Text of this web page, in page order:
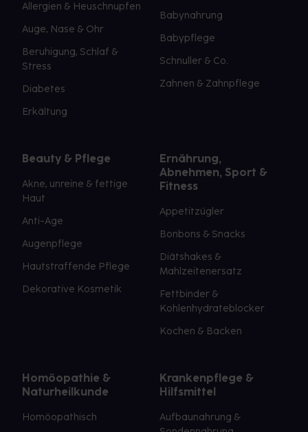
Allergien & Heuschnupfen
Auge, Nase & Ohr
Beruhigung, Schlaf &
Stress
Diabetes
Erkältung
Babynahrung
Babypflege
Schnuller & Co.
Zahnen & Zahnpflege
Beauty & Pflege
Akne, unreine & fettige
Haut
Anti-Age
Augenpflege
Hautstraffende Pflege
Dekorative Kosmetik
Ernährung,
Abnehmen, Sport &
Fitness
Appetitzügler
Bonbons & Snacks
Diätshakes &
Mahlzeitenersatz
Fettbinder &
Kohlenhydrateblocker
Kochen & Backen
Homöopathie &
Naturheilkunde
Homöopathisch
Krankenpflege &
Hilfsmittel
Aufbaunahrung &